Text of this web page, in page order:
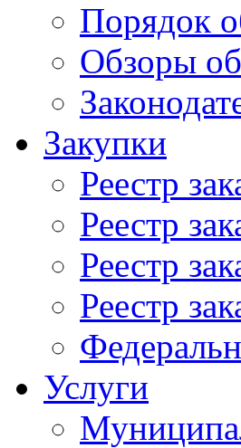
Порядок
Обзоры
Закупки
Реестр
Реестр
Реестр
Реестр
Услуги